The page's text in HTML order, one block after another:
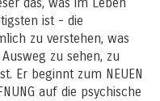
ist - die
zu verstehen, was
zu sehen, zu
Er beginnt zum NEUEN
auf die psychische